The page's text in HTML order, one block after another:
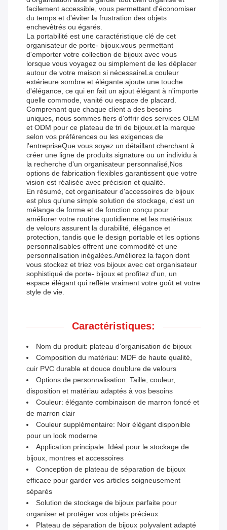
facilement accessible, vous permettant d'économiser
du temps et d'éviter la frustration des objets
enchevêtrés ou égarés.
La portabilité est une caractéristique clé de cet
organisateur de porte- bijoux.vous permettant
d'emporter votre collection de bijoux avec vous
lorsque vous voyagez ou simplement de les déplacer
autour de votre maison si nécessaireLa couleur
extérieure sombre et élégante ajoute une touche
d'élégance, ce qui en fait un ajout élégant à n'importe
quelle commode, vanité ou espace de placard.
Comprenant que chaque client a des besoins
uniques, nous sommes fiers d'offrir des services OEM
et ODM pour ce plateau de tri de bijoux.et la marque
selon vos préférences ou les exigences de
l'entrepriseQue vous soyez un détaillant cherchant à
créer une ligne de produits signature ou un individu à
la recherche d'un organisateur personnalisé,Nos
options de fabrication flexibles garantissent que votre
vision est réalisée avec précision et qualité.
En résumé, cet organisateur d'accessoires de bijoux
est plus qu'une simple solution de stockage, c'est un
mélange de forme et de fonction conçu pour
améliorer votre routine quotidienne.et les matériaux
de velours assurent la durabilité, élégance et
protection, tandis que le design portable et les options
personnalisables offrent une commodité et une
personnalisation inégalées.Améliorez la façon dont
vous stockez et triez vos bijoux avec cet organisateur
sophistiqué de porte- bijoux et profitez d'un, un
espace élégant qui reflète vraiment votre goût et votre
style de vie.
Caractéristiques:
Nom du produit: plateau d'organisation de bijoux
Composition du matériau: MDF de haute qualité,
cuir PVC durable et douce doublure de velours
Options de personnalisation: Taille, couleur,
disposition et matériau adaptés à vos besoins
Couleur: élégante combinaison de marron foncé et
de marron clair
Couleur supplémentaire: Noir élégant disponible
pour un look moderne
Application principale: Idéal pour le stockage de
bijoux, montres et accessoires
Conception de plateau de séparation de bijoux
efficace pour garder vos articles soigneusement
séparés
Solution de stockage de bijoux parfaite pour
organiser et protéger vos objets précieux
Plateau de séparation de bijoux polyvalent adapté